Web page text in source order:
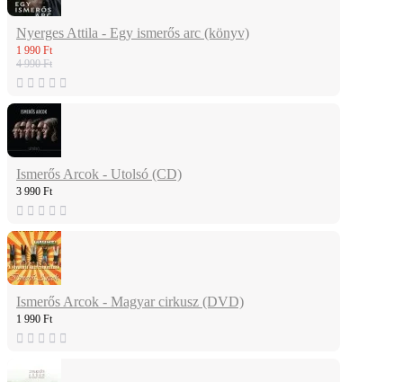
Nyerges Attila - Egy ismerős arc (könyv)
1 990 Ft
4 990 Ft
Ismerős Arcok - Utolsó (CD)
3 990 Ft
Ismerős Arcok - Magyar cirkusz (DVD)
1 990 Ft